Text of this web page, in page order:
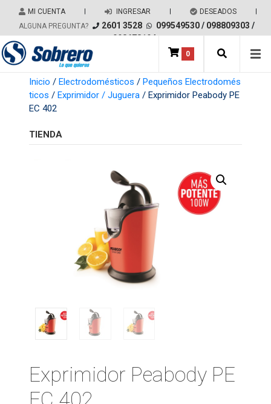
MI CUENTA | INGRESAR | DESEADOS |
ALGUNA PREGUNTA? 2601 3528 099549530/ 098809303 /
098678194
Salir del contenido
Main Navigation 0
Inicio / Electrodomésticos / Pequeños Electrodomés
ticos / Exprimidor / Juguera / Exprimidor Peabody PE
EC 402
TIENDA
Exprimidor Peabody PE
EC 402